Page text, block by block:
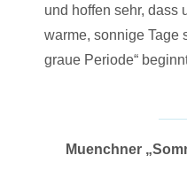
und hoffen sehr, dass
warme, sonnige Tage
graue Periode“
Muenchner